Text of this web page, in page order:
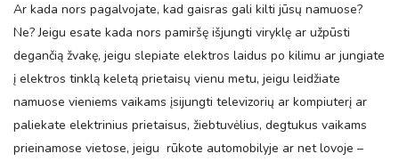
Ar kada nors pagalvojate, kad gaisras gali kilti jūsų namuose?
Ne? Jeigu esate kada nors pamiršę išjungti viryklę ar užpūsti
degančią žvakę, jeigu slepiate elektros laidus po kilimu ar jungiate
į elektros tinklą keletą prietaisų vienu metu, jeigu leidžiate
namuose vieniems vaikams įsijungti televizo­rių ar kompiuterį ar
paliekate elektrinius prietaisus, žiebtuvėlius, degtukus vaikams
prieinamose vietose, jeigu rūkote automobilyje ar net lovoje –